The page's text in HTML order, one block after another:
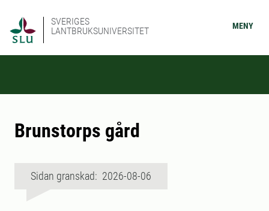
SVERIGES
LANTBRUKSUNIVERSITET
MENY
Brunstorps gård
Sidan granskad: 2026-08-06